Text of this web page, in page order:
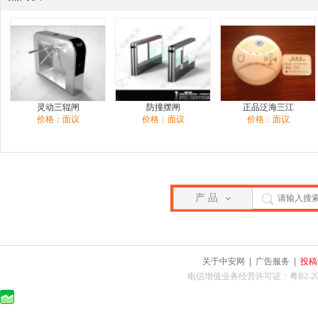
灵动三辊闸
价格：面议
防撞摆闸
价格：面议
正品泛海三江
价格：面议
产 品
关于中安网 广告服务
投
电信增值业务经营许可证：粤